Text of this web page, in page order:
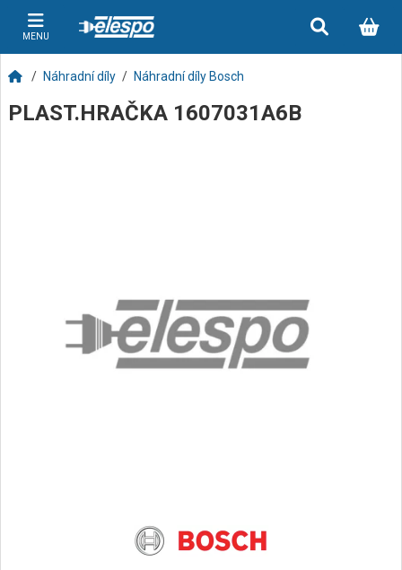
MENU
Náhradní díly Náhradní díly Bosch
PLAST.HRAČKA 1607031A6B